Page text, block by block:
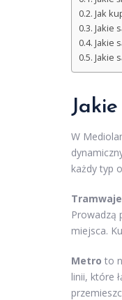
Jak
Jakie
Jakie
Jakie
W
każdy typ
Tramwaje
Prowadzą
miejsca.
Metro to
linii, które